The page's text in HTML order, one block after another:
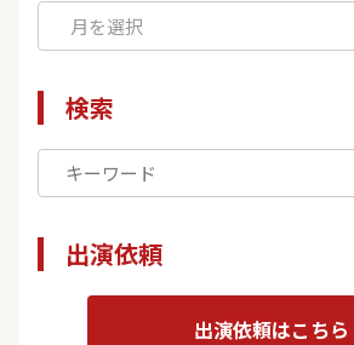
検索
出演依頼
出演依頼はこちら